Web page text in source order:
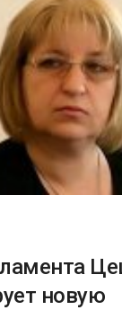
новую